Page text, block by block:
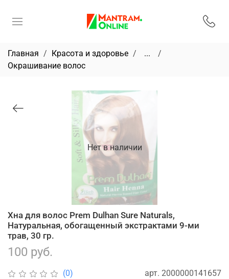
Главная Красота и здоровье
...
Окрашивание волос
Нет в наличии
(0) арт. 2000000141657
Хна для волос Prem Dulhan Sure Naturals,
Натуральная, обогащенный экстрактами 9-ми
трав, 30 гр.
100 руб.